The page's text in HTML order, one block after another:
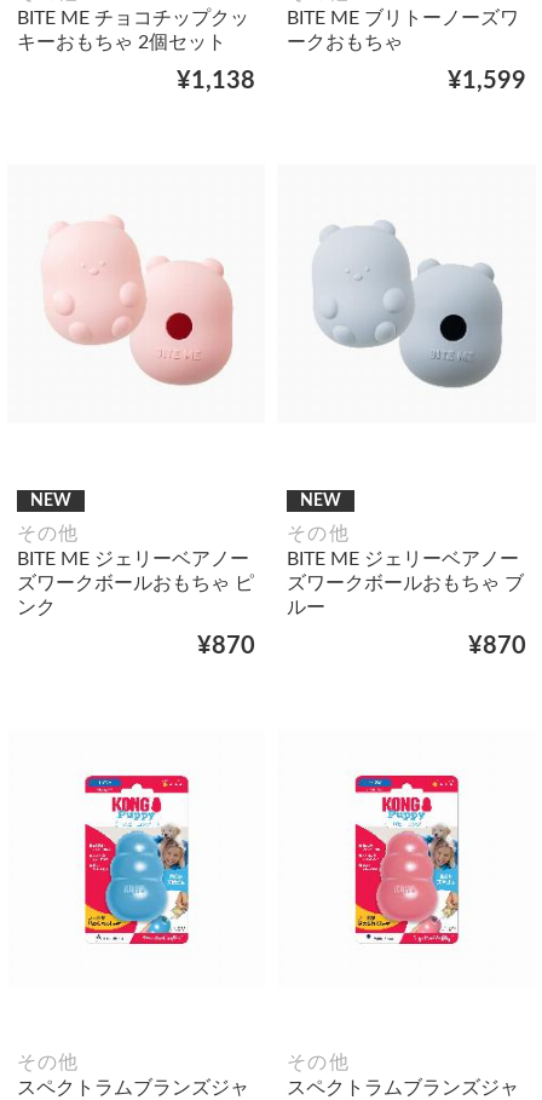
BITE ME チョコチップクッ
キーおもちゃ 2個セット
¥1,138
BITE ME ブリトーノーズワ
ークおもちゃ
¥1,599
NEW
その他
BITE ME ジェリーベアノー
ズワークボールおもちゃ ピ
ンク
¥870
NEW
その他
BITE ME ジェリーベアノー
ズワークボールおもちゃ ブ
ルー
¥870
その他
スペクトラムブランズジャ
その他
スペクトラムブランズジャ